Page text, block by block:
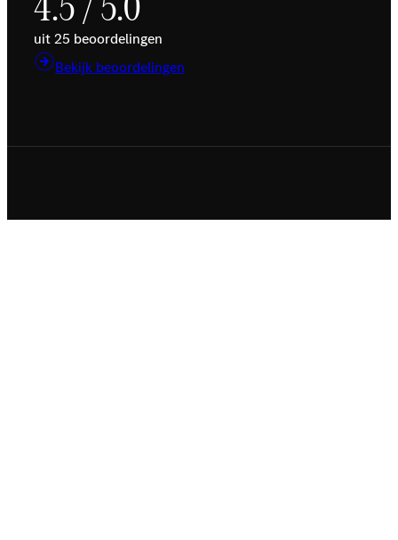
uit 25 beoordelingen
Bekijk beoordelingen